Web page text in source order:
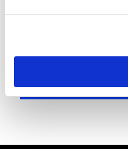
POLÍTICA DE
CANAL DE